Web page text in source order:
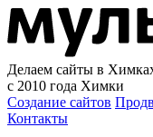
Делаем сайты в
с 2010 года Химки
Создание сайтов
Контакты